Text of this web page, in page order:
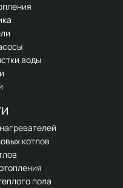
воды
котлов
пола